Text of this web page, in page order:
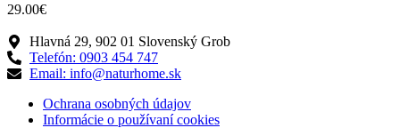
29.00€
Hlavná 29, 902 01 Slovenský Grob
Telefón: 0903 454 747
Email: info@naturhome.sk
Ochrana osobných údajov
Informácie o používaní cookies